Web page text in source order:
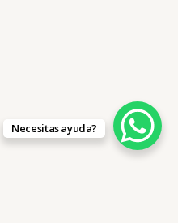
Necesitas ayuda?